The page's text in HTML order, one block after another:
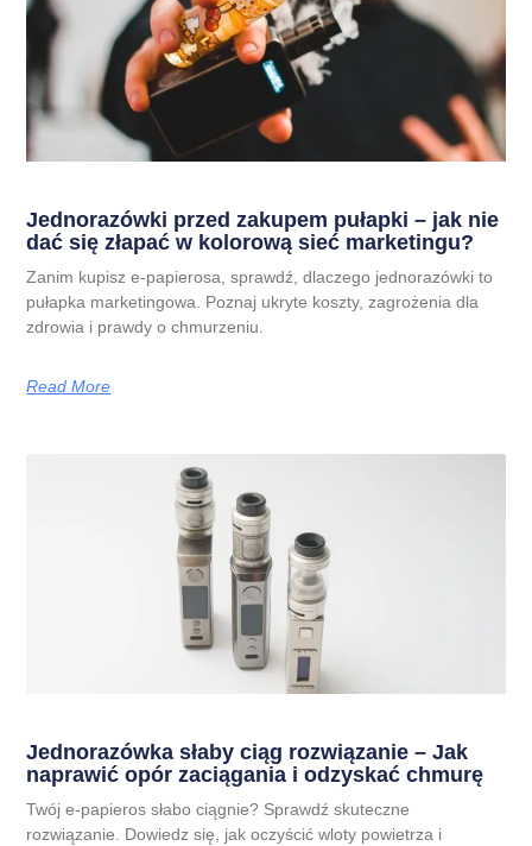
Jednorazówki przed zakupem pułapki – jak nie
dać się złapać w kolorową sieć marketingu?
Zanim kupisz e-papierosa, sprawdź, dlaczego jednorazówki to
pułapka marketingowa. Poznaj ukryte koszty, zagrożenia dla
zdrowia i prawdy o chmurzeniu.
Read More
Jednorazówka słaby ciąg rozwiązanie – Jak
naprawić opór zaciągania i odzyskać chmurę
Twój e-papieros słabo ciągnie? Sprawdź skuteczne
rozwiązanie. Dowiedz się, jak oczyścić wloty powietrza i